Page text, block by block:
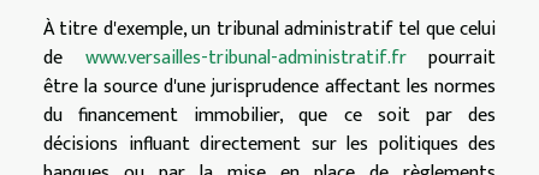
À titre d'exemple, un tribunal administratif tel que celui
de www.versailles-tribunal-administratif.frpourrait
être la source d'une jurisprudence affectant les normes
du financement immobilier, que ce soit par des
décisions influant directement sur les politiques des